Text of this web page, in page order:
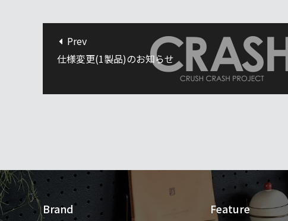
Prev
仕様変更(1製品)のお知らせ
Brand Feature